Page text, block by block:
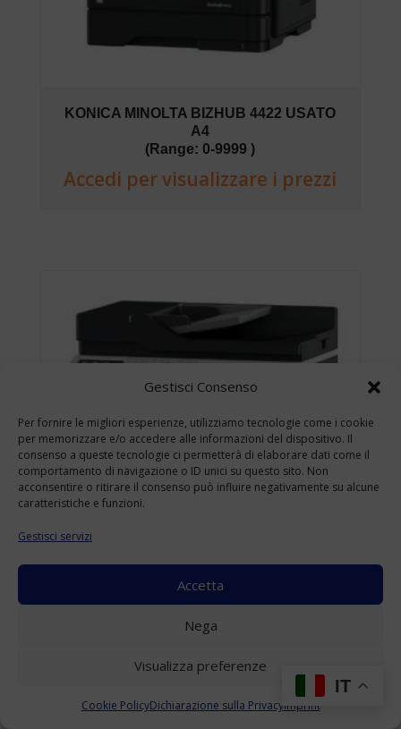
Gestisci Consenso
Per fornire le migliori esperienze, utilizziamo tecnologie come i cookie
per memorizzare e/o accedere alle informazioni del dispositivo. Il
consenso a queste tecnologie ci permetterà di elaborare dati come il
comportamento di navigazione o ID unici su questo sito. Non
acconsentire o ritirare il consenso può influire negativamente su alcune
caratteristiche e funzioni.
Gestisci servizi
Accetta
Nega
Visualizza preferenze
Cookie PolicyDichiarazione sulla PrivacyImprint
KONICA MINOLTA BIZHUB 4422 USATO
A4
(Range: 0-9999 )
Accedi per visualizzare i prezzi
A4
Accedi per visualizzare i prezziIT